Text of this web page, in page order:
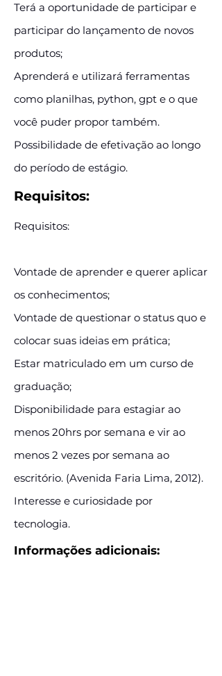
Terá a oportunidade de participar e
participar do lançamento de novos
produtos;
Aprenderá e utilizará ferramentas
como planilhas, python, gpt e o que
você puder propor também.
Possibilidade de efetivação ao longo
do período de estágio.
Requisitos:
Requisitos:
Vontade de aprender e querer aplicar
os conhecimentos;
Vontade de questionar o status quo e
colocar suas ideias em prática;
Estar matriculado em um curso de
graduação;
Disponibilidade para estagiar ao
menos 20hrs por semana e vir ao
menos 2 vezes por semana ao
escritório. (Avenida Faria Lima, 2012).
Interesse e curiosidade por
tecnologia.
Informações adicionais: